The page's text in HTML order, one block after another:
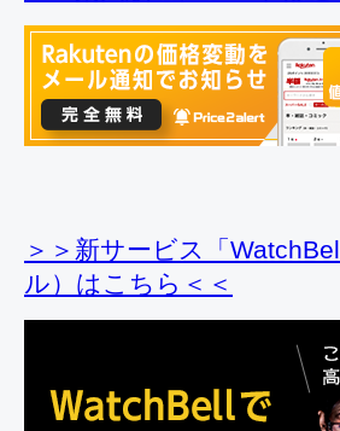
＞＞新サービス「
ル）はこちら＜＜